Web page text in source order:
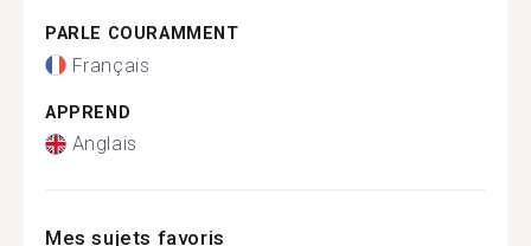
PARLE COURAMMENT
Français
APPREND
Anglais
Mes sujets favoris